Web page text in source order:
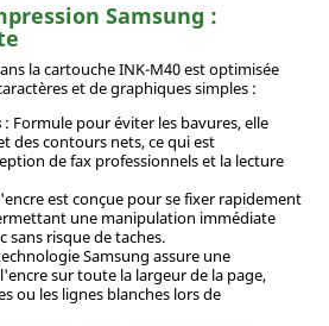
Samsung :
la cartouche INK-M40 est optimisée
et de graphiques simples :
: Formule pour éviter les bavures, elle
des contours nets, ce qui est
de fax professionnels et la lecture
est conçue pour se fixer rapidement
une manipulation immédiate
sans risque de taches.
Samsung assure une
sur toute la largeur de la page,
ou les lignes blanches lors de